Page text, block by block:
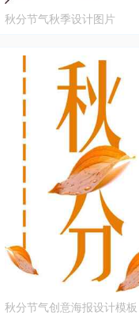
秋分节气秋季设计图片
秋分节气创意海报设计模板